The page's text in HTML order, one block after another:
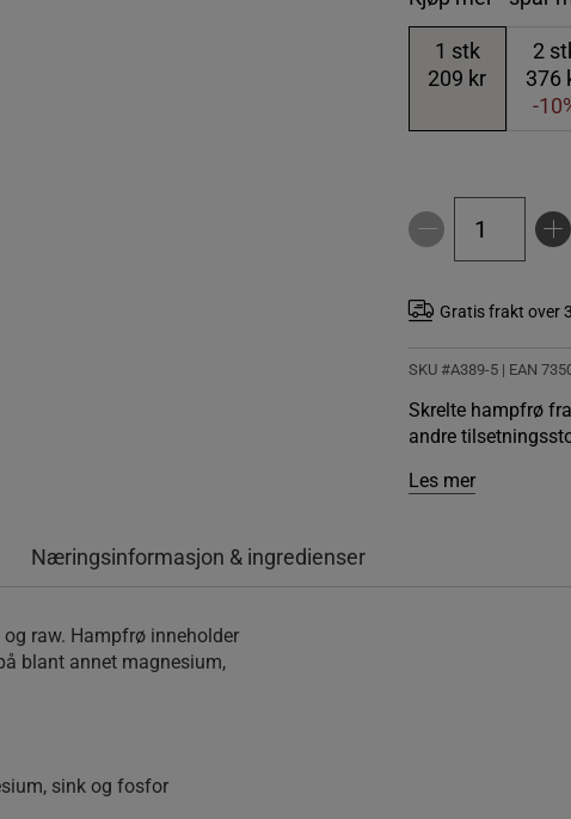
1 stk
209 kr
2
376
-
Gratis frakt over
SKU #A389-5 | EAN
Skrelte hampfrø
andre
Les mer
Næringsinformasjon & ingredienser
raw. Hampfrø inneholder
blant annet magnesium,
sink og fosfor